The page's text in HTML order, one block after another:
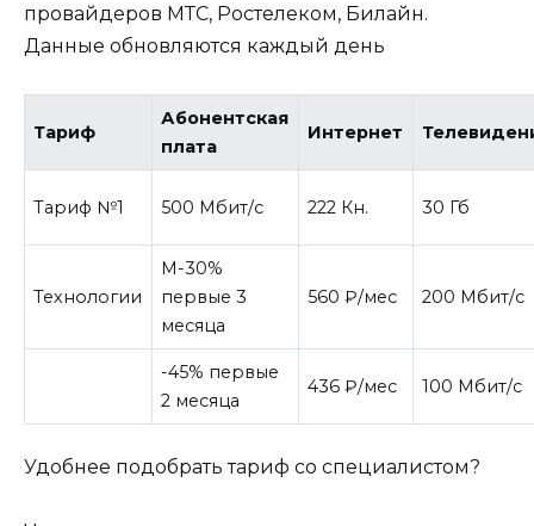
провайдеров МТС, Ростелеком, Билайн.
Данные обновляются каждый день
Тариф
Абонентская
плата
Интернет
Тариф №1 500 Мбит/с 222 Кн. 30 Гб
Технологии
М-30%
первые 3
месяца
560 ₽/мес 200 Мбит/с
-45% первые
2 месяца
436 ₽/мес 100 Мбит/с
Удобнее подобрать тариф со специалистом?